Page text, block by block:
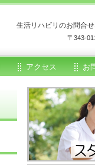
生活リハビリのお問合
〒343-
アクセス お